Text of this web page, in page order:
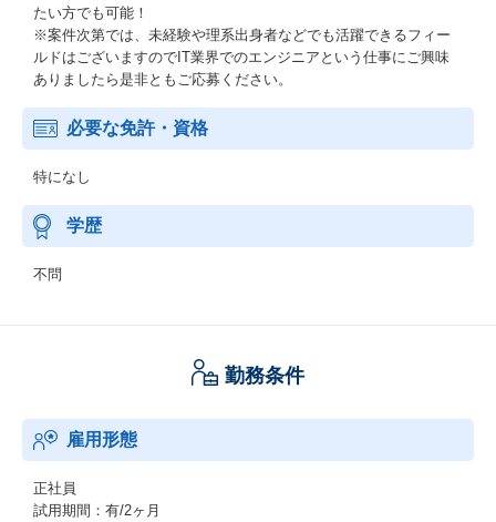
たい方でも可能！
※案件次第では、未経験や理系出身者などでも活躍できるフィー
ルドはございますのでIT業界でのエンジニアという仕事にご興味
ありましたら是非ともご応募ください。
必要な免許・資格
特になし
学歴
不問
勤務条件
雇用形態
正社員
試用期間：有/2ヶ月